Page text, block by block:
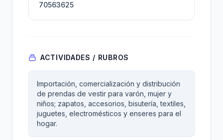
70563625
ACTIVIDADES / RUBROS
Importación, comercialización y distribución
de prendas de vestir para varón, mujer y
niños; zapatos, accesorios, bisutería, textiles,
juguetes, electromésticos y enseres para el
hogar.